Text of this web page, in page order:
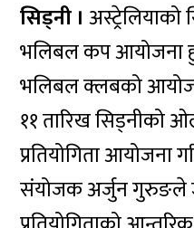
सिड्नी । अस्ट्रेलियाको
भलिबल कप आयोजना
भलिबल क्लबको
११ तारिख सिड्नीको
प्रतियोगिता आयोजना
संयोजक अर्जुन गुरुङले